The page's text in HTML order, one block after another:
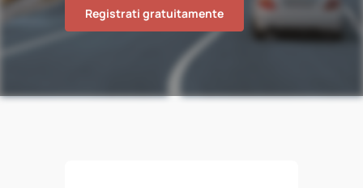
Registrati gratuitamente